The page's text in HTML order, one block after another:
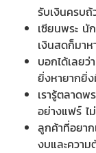
รับเงินครบ
เซียนพระ นั
เงินสดก็มาห
บอกได้เลยว่
ยิ่งหายากยิ่
เรารู้ตลาดพ
อย่างแฟร์ ไ
ลูกค้าที่อยาก
งบและความ